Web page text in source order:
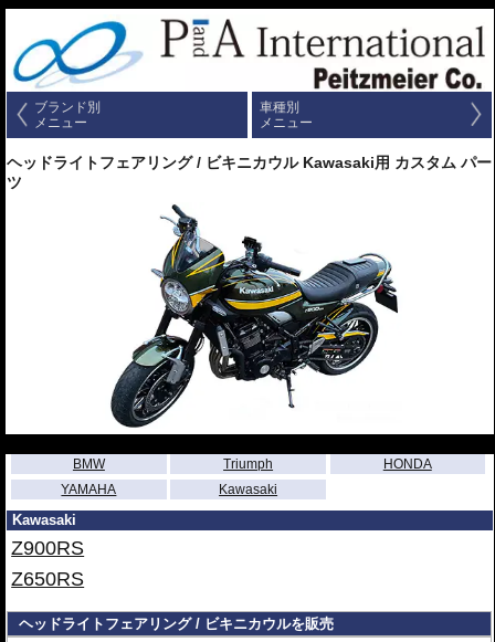
ブランド別
メニュー
車種別
メニュー
ヘッドライトフェアリング / ビキニカウル Kawasaki用 カスタム パー
ツ
BMW
Triumph
HONDA
YAMAHA
Kawasaki
Kawasaki
Z900RS
Z650RS
ヘッドライトフェアリング / ビキニカウルを販売